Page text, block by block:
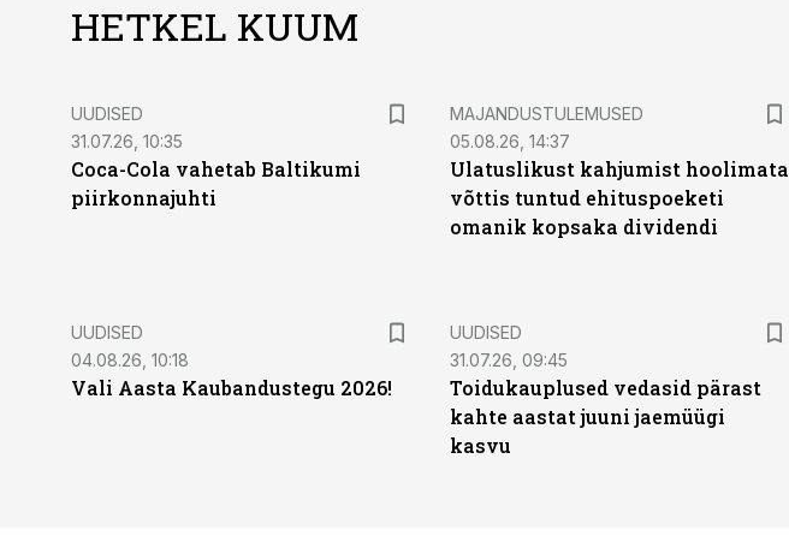
HETKEL KUUM
UUDISED
31.07.26, 10:35
Coca-Cola vahetab Baltikumi
piirkonnajuhti
MAJANDUSTULEMUSED
05.08.26, 14:37
Ulatuslikust kahjumist hoolimata
võttis tuntud ehituspoeketi
omanik kopsaka dividendi
UUDISED
04.08.26, 10:18
Vali Aasta Kaubandustegu 2026!
UUDISED
31.07.26, 09:45
Toidukauplused vedasid pärast
kahte aastat juuni jaemüügi
kasvu